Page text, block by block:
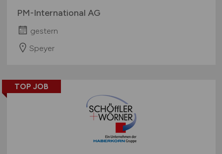
PM-International AG
gestern
Speyer
TOP JOB